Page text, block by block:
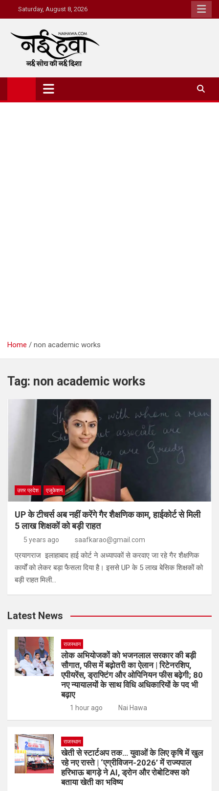
Saturday, August 8, 2026
Nai Hawa
Home non academic works
Tag: non academic works
उत्तर प्रदेश एजुकेशन
UP के टीचर्स अब नहीं करेंगे गैर शैक्षणिक काम, हाईकोर्ट से मिली
5 लाख शिक्षकों को बड़ी राहत
5 years ago saafkarao@gmail.com
प्रयागराज इलाहाबाद हाई कोर्ट ने अध्यापकों से करवाए जा रहे गैर शैक्षणिक
कार्यों को लेकर बड़ा फैसला दिया है। इससे UP के 5 लाख बेसिक शिक्षकों को
बड़ी राहत मिली…
Latest News
राजस्थान
लोक अभियोजकों को भजनलाल सरकार की बड़ी
सौगात, फीस में बढ़ोतरी का ऐलान | रिटेनरशिप,
एपीयरेंस, ड्राफ्टिंग और ओपिनियन फीस बढ़ेगी; 80
नए न्यायालयों के साथ विधि अधिकारियों के पद भी
बढ़ाए
1 hour ago Nai Hawa
राजस्थान
खेती से स्टार्टअप तक… युवाओं के लिए कृषि में खुल
रहे नए रास्ते | ‘एग्रीविजन-2026’ में राज्यपाल
हरिभाऊ बागड़े ने AI, ड्रोन और रोबोटिक्स को
बताया खेती का भविष्य